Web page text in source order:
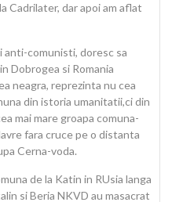
Cadrilater, dar apoi am aflat
comunisti, doresc sa
Dobrogea si Romania
neagra, reprezinta nu cea
din istoria umanitatii,ci din
mai mare groapa comuna-
fara cruce pe o distanta
Cerna-voda.
de la Katin in RUsia langa
si Beria NKVD au masacrat